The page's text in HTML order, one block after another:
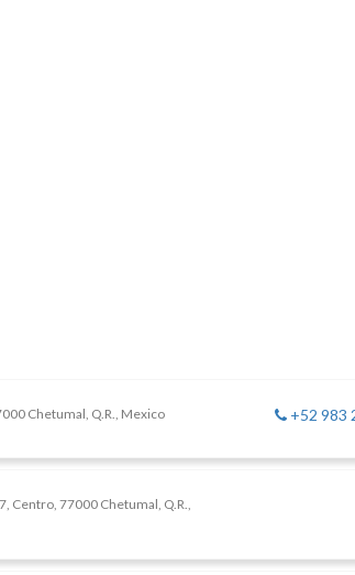
Chetumal, Q.R., Mexico +52 983
Centro, 77000 Chetumal, Q.R.,